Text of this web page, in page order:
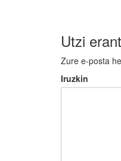
Utzi
Zure e-posta
Iruzkin